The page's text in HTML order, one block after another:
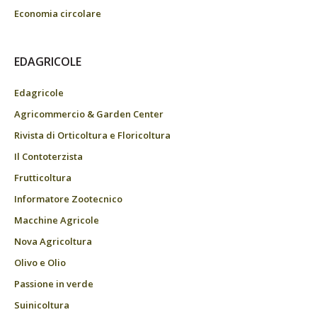
Economia circolare
EDAGRICOLE
Edagricole
Agricommercio & Garden Center
Rivista di Orticoltura e Floricoltura
Il Contoterzista
Frutticoltura
Informatore Zootecnico
Macchine Agricole
Nova Agricoltura
Olivo e Olio
Passione in verde
Suinicoltura